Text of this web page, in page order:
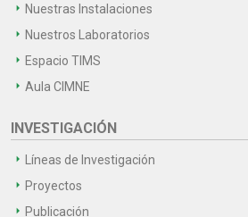
Nuestras Instalaciones
Nuestros Laboratorios
Espacio TIMS
Aula CIMNE
INVESTIGACIÓN
Líneas de Investigación
Proyectos
Publicación